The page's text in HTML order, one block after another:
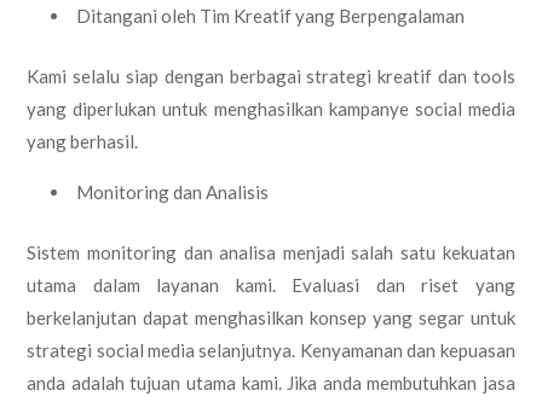
Ditangani oleh Tim Kreatif yang Berpengalaman
Kami selalu siap dengan berbagai strategi kreatif dan tools
yang diperlukan untuk menghasilkan kampanye social media
yang berhasil.
Monitoring dan Analisis
Sistem monitoring dan analisa menjadi salah satu kekuatan
utama dalam layanan kami. Evaluasi dan riset yang
berkelanjutan dapat menghasilkan konsep yang segar untuk
strategi social media selanjutnya. Kenyamanan dan kepuasan
anda adalah tujuan utama kami. Jika anda membutuhkan jasa